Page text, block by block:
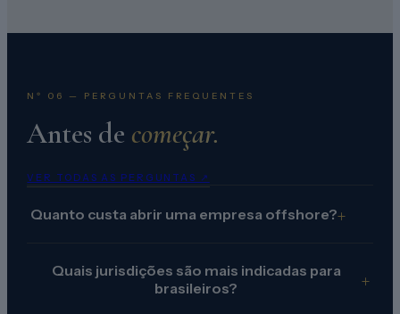
Nº 06 — PERGUNTAS FREQUENTES
Antes de começar.
VER TODAS AS PERGUNTAS ↗
Quanto custa abrir uma empresa offshore?+
Quais jurisdições são mais indicadas para
brasileiros?
+